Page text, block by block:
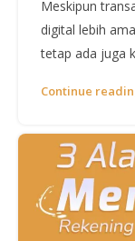
Meskipun
digital lebih
tetap ada juga
Continue